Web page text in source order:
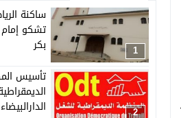
1
ساكنة
تشكو
بكر
2
تأسيس